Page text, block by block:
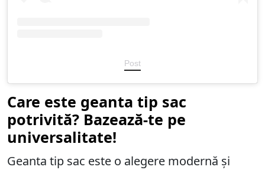
Post
Care este geanta tip sac
potrivită? Bazează-te pe
universalitate!
Geanta tip sac este o alegere modernă și